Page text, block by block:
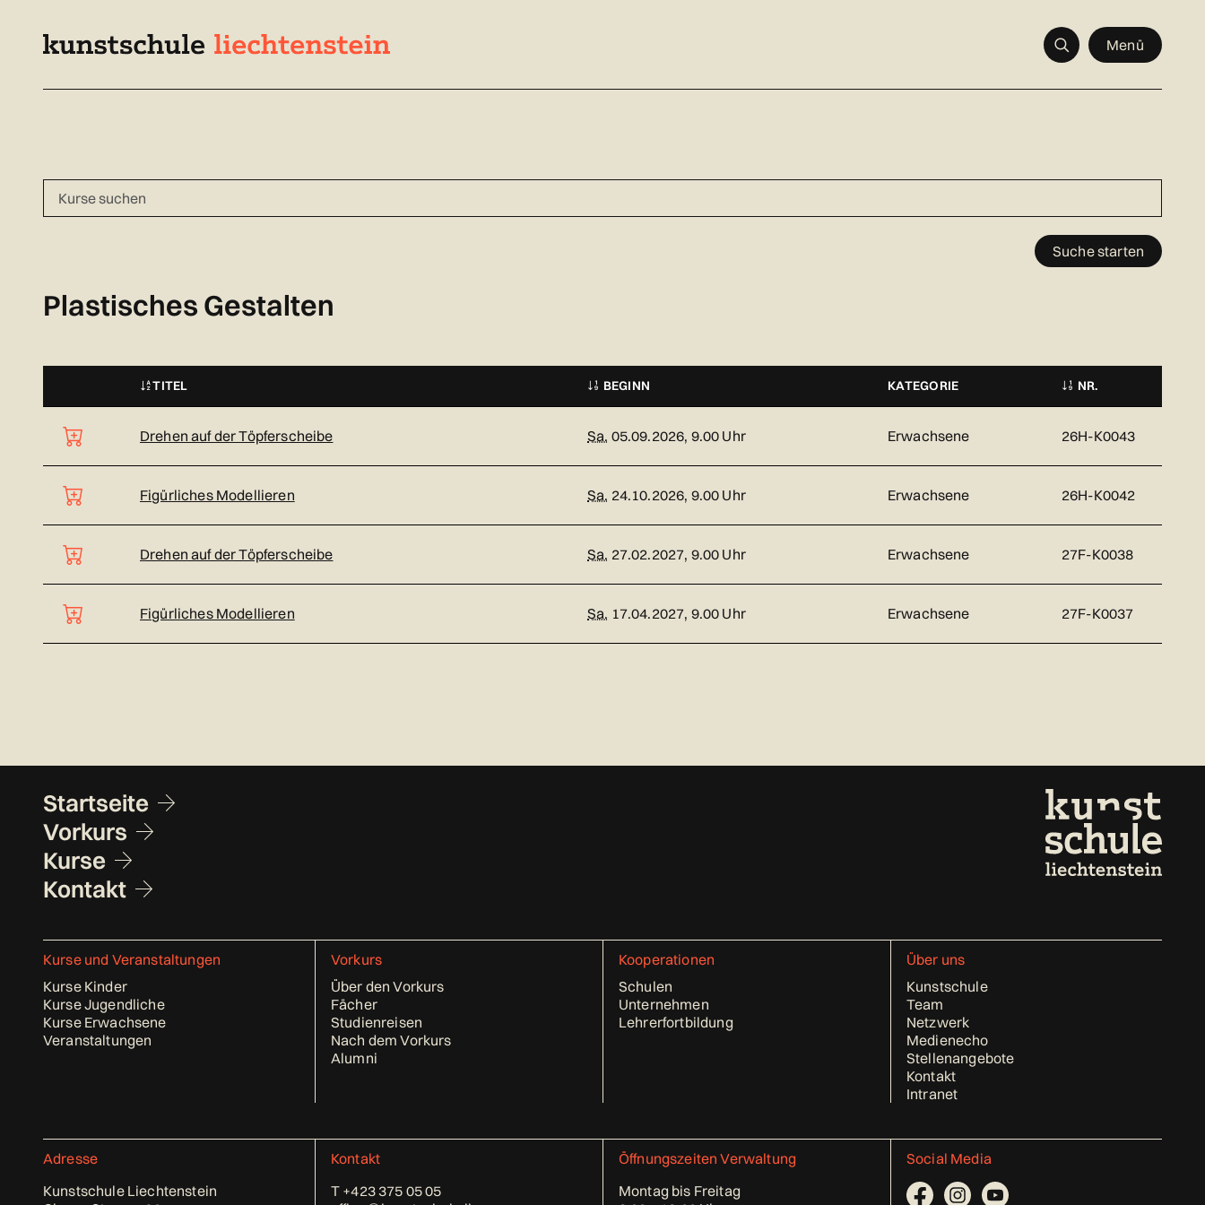
kunstschule.li
Menü
Suche starten
Plastisches Gestalten
TITEL BEGINN KATEGORIE NR.
Drehen auf der Töpferscheibe Sa. 05.09.2026, 9.00 Uhr Erwachsene 26H-K0043
Figürliches Modellieren Sa. 24.10.2026, 9.00 Uhr Erwachsene 26H-K0042
Drehen auf der Töpferscheibe Sa. 27.02.2027, 9.00 Uhr Erwachsene 27F-K0038
Figürliches Modellieren Sa. 17.04.2027, 9.00 Uhr Erwachsene 27F-K0037
Fusszeile
Startseite
Vorkurs
Kurse
Kontakt
Kurse und Veranstaltungen
Kurse Kinder
Kurse Jugendliche
Kurse Erwachsene
Veranstaltungen
Vorkurs
Über den Vorkurs
Fächer
Studienreisen
Nach dem Vorkurs
Alumni
Kooperationen
Schulen
Unternehmen
Lehrerfortbildung
Über uns
Kunstschule
Team
Netzwerk
Medienecho
Stellenangebote
Kontakt
Intranet
Adresse
Kunstschule Liechtenstein
Kontakt
T +423 375 05 05
Öffnungszeiten Verwaltung
Montag bis Freitag
Social Media